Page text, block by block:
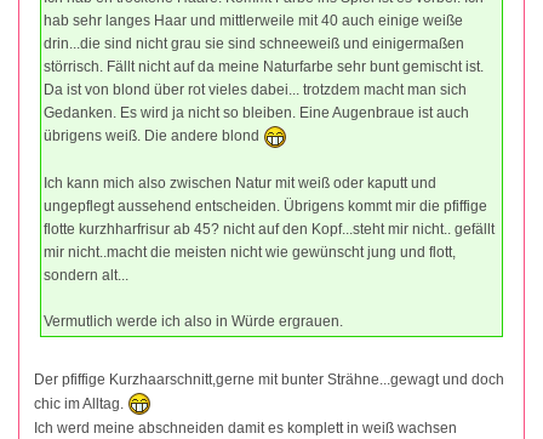
hab sehr langes Haar und mittlerweile mit 40 auch einige weiße
drin...die sind nicht grau sie sind schneeweiß und einigermaßen
störrisch. Fällt nicht auf da meine Naturfarbe sehr bunt gemischt ist.
Da ist von blond über rot vieles dabei... trotzdem macht man sich
Gedanken. Es wird ja nicht so bleiben. Eine Augenbraue ist auch
übrigens weiß. Die andere blond
Ich kann mich also zwischen Natur mit weiß oder kaputt und
ungepflegt aussehend entscheiden. Übrigens kommt mir die pfiffige
flotte kurzhharfrisur ab 45? nicht auf den Kopf...steht mir nicht.. gefällt
mir nicht..macht die meisten nicht wie gewünscht jung und flott,
sondern alt...
Vermutlich werde ich also in Würde ergrauen.
Der pfiffige Kurzhaarschnitt,gerne mit bunter Strähne...gewagt und doch
chic im Alltag.
Ich werd meine abschneiden damit es komplett in weiß wachsen